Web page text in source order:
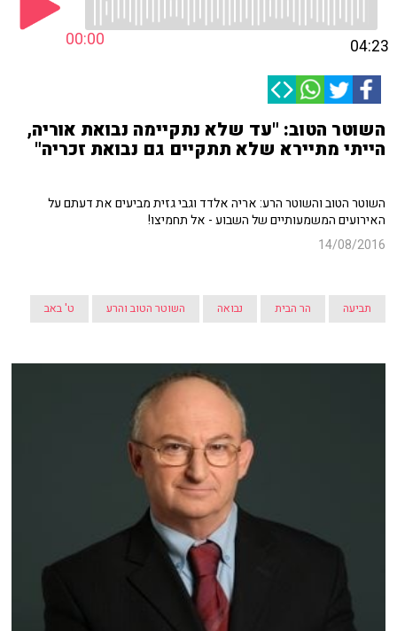
00:00 04:23
השוטר הטוב: "עד שלא נתקיימה נבואת אוריה,
הייתי מתיירא שלא תתקיים גם נבואת זכריה"
השוטר הטוב והשוטר הרע: אריה אלדד וגבי גזית מביעים את דעתם על
האירועים המשמעותיים של השבוע - אל תחמיצו!
14/08/2016
תביעה הר הבית נבואה השוטר הטוב והרע ט' באב